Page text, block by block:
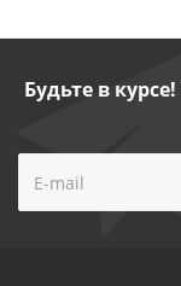
Будьте в